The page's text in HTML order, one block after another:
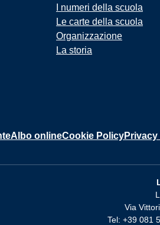
I numeri della scuola
Le carte della scuola
Organizzazione
La storia
Albo onlineCookie Policy
Via
Tel: +39 081